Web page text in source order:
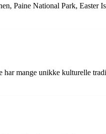
Paine National Park, Easter
mange unikke kulturelle